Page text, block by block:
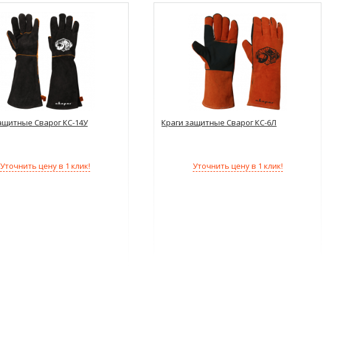
Сварог КС-14У
Уточнить цену в 1 клик!
Краги защитные Сварог КС-6Л
Уточнить цену в 1 клик!